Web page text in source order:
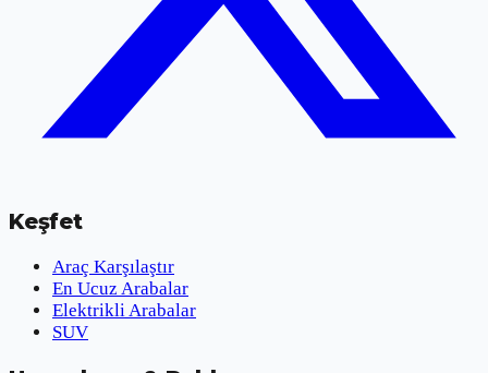
Keşfet
Araç Karşılaştır
En Ucuz Arabalar
Elektrikli Arabalar
SUV